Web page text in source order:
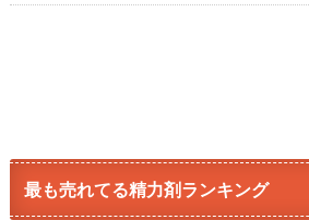
最も売れてる精力剤ランキング